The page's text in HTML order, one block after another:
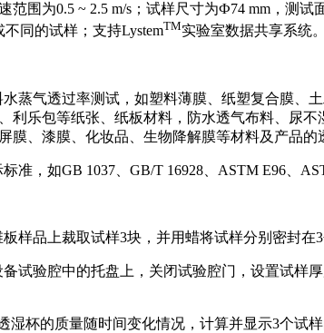
范围为0.5 ~ 2.5 m/s；试样尺寸为Ф74 mm，测试
同的试样；支持LystemTM实验室数据共享系统。
蒸气透过率测试，如塑料薄膜、纸塑复合膜、
利乐包等纸张、纸板材料，防水透气布料、尿
膜、漆膜、化妆品、生物降解膜等材料及产品的
准，如GB 1037、GB/T 16928、ASTM E96、
样品上裁取试样3块，并用蜡将试样分别密封
试验腔中的托盘上，关闭试验腔门，设置试
湿杯的质量随时间变化情况，计算并显示3个试样